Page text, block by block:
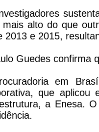
mais alto do que
2013 e 2015,
Guedes confirma
em
que
a Enesa.